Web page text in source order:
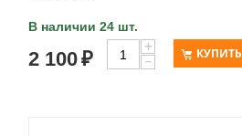
В наличии 24 шт.
2 100₽
+
−
КУПИТЬ